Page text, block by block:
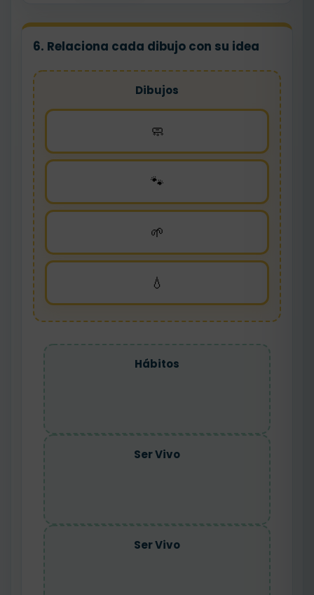
6. Relaciona cada dibujo con su idea
Dibujos
🧼
🐾
🌱
💧
Hábitos
Ser Vivo
Ser Vivo